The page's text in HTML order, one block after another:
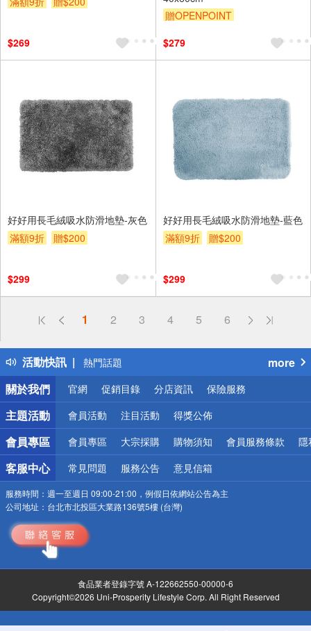
$269
贈OPENPOINT
$279
好好用長毛絨吸水防滑地墊-灰色
滿額9折
贈$200
$299
好好用長毛絨吸水防滑地墊-藍色
滿額9折
贈$200
$299
1 2 3 4 5 6
活動快訊
偏遠地區配送
得獎公告
熱門話題
銀行優惠
偏遠地區配送
詐騙網頁！請小心！
more
關於我們
官網 促銷目錄 分店資訊 保險服務
主題活動 會員活動 注目活動 得獎公佈
會員專區 會員專區 大宗採購 購物須知 會員服務條款 隱
客服中心 常見問題 服務公告 意見信箱
服務時間： 週一至週日 09:00-21:00，例假日依網站公告為主
公司地址： 台北市北投區大業路136號5樓 (台灣)
食品業者登錄字號 A-122662550-00000-6
Copyright©2026 Uni-Prosperity Lifestyle Corp. All Right Reserved